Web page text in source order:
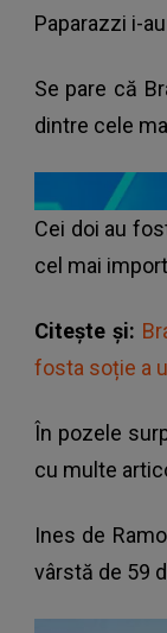
Paparazzi i-
Se pare că
dintre cele
Cei doi au
cel mai
Citește și:
fosta soție a
În pozele
cu multe
Ines de
vârstă de 59